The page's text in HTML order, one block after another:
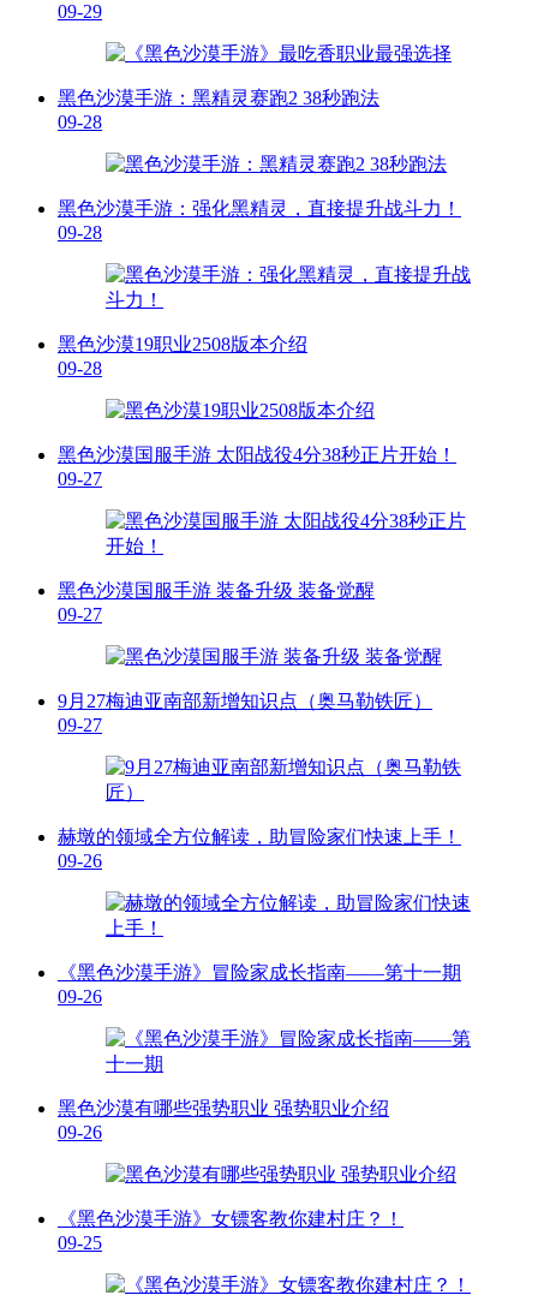
09-29
黑色沙漠手游：黑精灵赛跑2 38秒跑法
09-28
黑色沙漠手游：强化黑精灵，直接提升战斗力！
09-28
黑色沙漠19职业2508版本介绍
09-28
黑色沙漠国服手游 太阳战役4分38秒正片开始！
09-27
黑色沙漠国服手游 装备升级 装备觉醒
09-27
9月27梅迪亚南部新增知识点（奥马勒铁匠）
09-27
赫墩的领域全方位解读，助冒险家们快速上手！
09-26
《黑色沙漠手游》冒险家成长指南— — 第十一期
09-26
黑色沙漠有哪些强势职业 强势职业介绍
09-26
《黑色沙漠手游》女镖客教你建村庄？！
09-25